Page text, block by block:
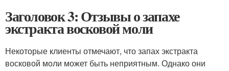
Заголовок 3: Отзывы о запахе
экстракта восковой моли
Некоторые клиенты отмечают, что запах экстракта
восковой моли может быть неприятным. Однако они